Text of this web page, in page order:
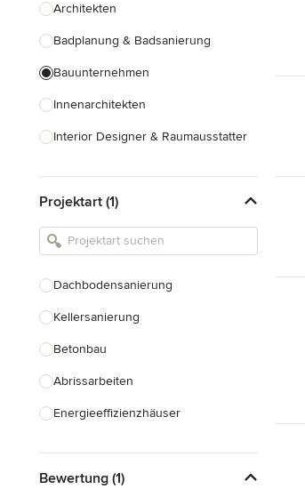
Architekten
Badplanung & Badsanierung
Bauunternehmen
Innenarchitekten
Interior Designer & Raumausstatter
Landschaftsarchitekten
Armaturen & Sanitärbedarf
Projektart (1)
Dachbodensanierung
Kellersanierung
Betonbau
Abrissarbeiten
Energieeffizienzhäuser
Garagenbau
Bewertung (1)